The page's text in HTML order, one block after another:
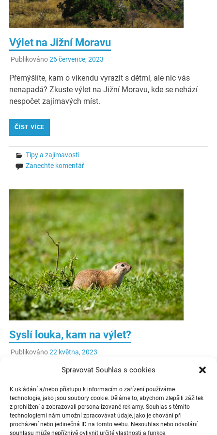
Spravovat Souhlas s cookies
K ukládání a/nebo přístupu k informacím o zařízení používáme
technologie, jako jsou soubory cookie. Děláme to, abychom zlepšili zážitek
z prohlížení a zobrazovali personalizované reklamy. Souhlas s těmito
technologiemi nám umožní zpracovávat údaje, jako je chování při
procházení nebo jedinečná ID na tomto webu. Nesouhlas nebo odvolání
souhlasu může nepříznivě ovlivnit určité vlastnosti a funkce.
Výlet na Jižní Moravu
Publikováno26 července, 2023
Přemýšlíte, kam o víkendu vyrazit s dětmi, ale nic vás
nenapadá? Zkuste výlet na Jižní Moravu, kde se nehází
nespočet zajímavých míst.
ČÍST VÍCE
Tipy a zajímavosti
Zanechte komentář
Syslí louka, kam na výlet?
Publikováno22 května, 2023
Sysel obecný je malý zemní hlodavec. Syslí louka je
s dětmi na výlet.
ČÍST VÍCE